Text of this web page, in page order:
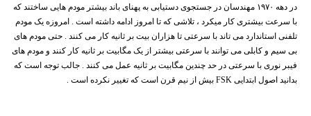
در دهه ۱۹۷۰ مهندسان در جستجوی دستیابی به پهنای باند بیشتر مودم هایی ساختند که
با سرعت بیشتری کار میکرد ، تلاشی که تا امروز ادامه داشته است . امروزه یک مودم
تلفنی استاندارد می تاند با سرعتی تا هزاران بیت بر ثانیه کار می کنند . حتی مودم های
بی سیم و کابلی می توانند با سرعتی بیشتر از یک مگابیت بر ثانیه کار کنند و مودم های
فیبر نوری با سرعتی در حد چندین مگابیت بر ثانیه عمل می کنند . جالب توجه است که
بدانید اصول ابتدایی FSK بیش از نیم قرن است که تغییر نکرده است .